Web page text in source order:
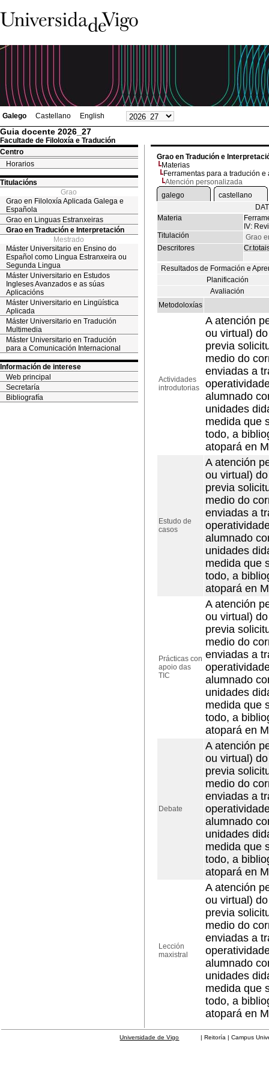
Galego Castellano English
Guia docente 2026_27
Facultade de Filoloxía e Tradución
Centro
Horarios
Titulacións
Grao
Grao en Filoloxía Aplicada Galega e
Española
Grao en Linguas Estranxeiras
Grao en Tradución e Interpretación
Mestrado
Máster Universitario en Ensino do
Español como Lingua Estranxeira ou
Segunda Lingua
Máster Universitario en Estudos
Ingleses Avanzados e as súas
Aplicacións
Máster Universitario en Lingüística
Aplicada
Máster Universitario en Tradución
Multimedia
Máster Universitario en Tradución
para a Comunicación Internacional
Información de interese
Web principal
Secretaría
Bibliografía
Grao en Tradución e
Materias
Ferramentas para a tradución
Atención personalizada
galego
castellano
Materia
IV:
Titulación
Grao
Descritores
Resultados de Formación e
Planificación
Avaliación
Metodoloxías
Actividades
introdutorias
A atención
ou virtual)
previa
medio do
enviadas a
alumnado
unidades
medida que
todo, a
atopará en
Estudo de
casos
A atención
ou virtual)
previa
medio do
enviadas a
alumnado
unidades
medida que
todo, a
atopará en
Prácticas con
apoio das
TIC
A atención
ou virtual)
previa
medio do
enviadas a
alumnado
unidades
medida que
todo, a
atopará en
Debate
A atención
ou virtual)
previa
medio do
enviadas a
alumnado
unidades
medida que
todo, a
atopará en
Lección
maxistral
A atención
ou virtual)
previa
medio do
enviadas a
alumnado
unidades
medida que
todo, a
atopará en
Universidade de Vigo | Reitoría | Campus